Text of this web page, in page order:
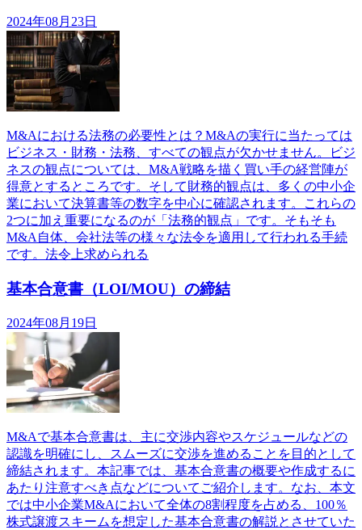
2024年08月23日
M&Aにおける法務の必要性とは？M&Aの実行に当たっては
ビジネス・財務・法務、すべての観点が欠かせません。ビジ
ネスの観点については、M&A戦略を描く買い手の経営陣が
得意とするところです。そして財務的観点は、多くの中小企
業において決算書等の数字を中心に確認されます。これらの
2つに加え重要になるのが「法務的観点」です。そもそも
M&A自体、会社法等の様々な法令を適用して行われる手続
です。法令上求められる
基本合意書（LOI/MOU）の締結
2024年08月19日
M&Aで基本合意書は、主に交渉内容やスケジュールなどの
認識を明確にし、スムーズに交渉を進めることを目的として
締結されます。本記事では、基本合意書の概要や作成するに
あたり注意すべき点などについてご紹介します。なお、本文
では中小企業M&Aにおいて全体の8割程度を占める、100％
株式譲渡スキームを想定した基本合意書の解説とさせていた